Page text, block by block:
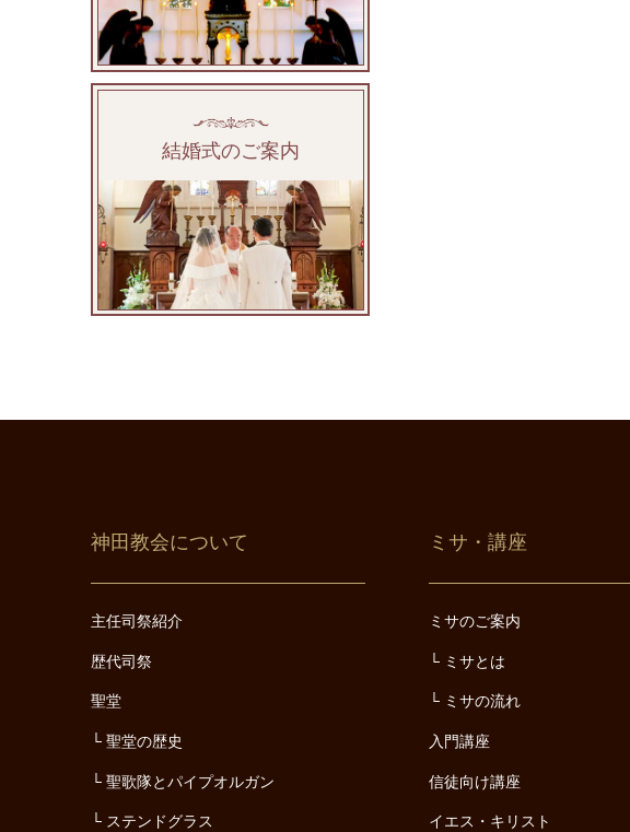
結婚式のご案内
神田教会について
主任司祭紹介
歴代司祭
聖堂
聖堂の歴史
聖歌隊とパイプオルガン
ステンドグラス
ミサ・講座
ミサのご案内
ミサとは
ミサの流れ
入門講座
信徒向け講座
イエス・キリスト